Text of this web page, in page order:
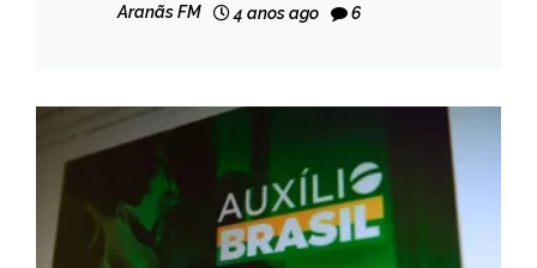
Aranãs FM 4 anos ago 6